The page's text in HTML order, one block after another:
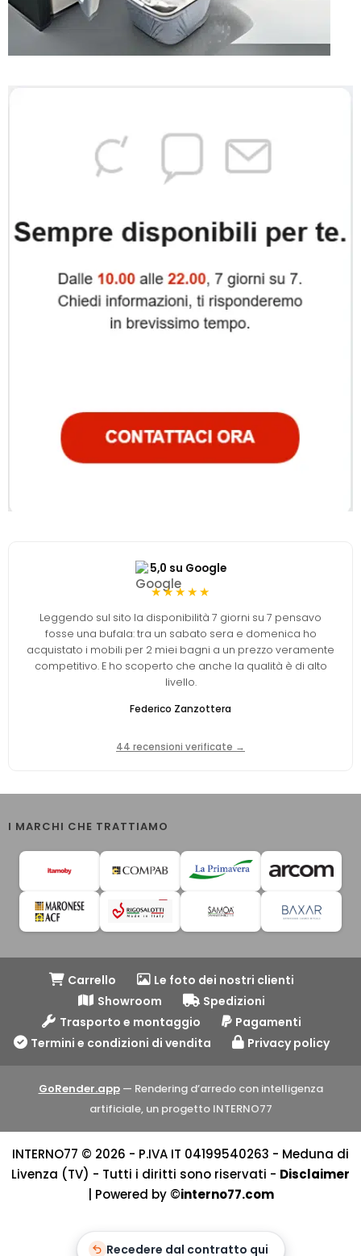
5,0 su Google
★★★★★
Leggendo sul sito la disponibilità 7 giorni su 7 pensavo
fosse una bufala: tra un sabato sera e domenica ho
acquistato i mobili per 2 miei bagni a un prezzo veramente
competitivo. E ho scoperto che anche la qualità è di alto
livello.
Federico Zanzottera
44 recensioni verificate →
I MARCHI CHE TRATTIAMO
Carrello
Le foto dei nostri clienti
Showroom
Spedizioni
Trasporto e montaggio
Pagamenti
Termini e condizioni di vendita
Privacy policy
GoRender.app— Rendering d’arredo con intelligenza
artificiale, un progetto INTERNO77
INTERNO77 © 2026 - P.IVA IT 04199540263 - Meduna di
Livenza (TV) - Tutti i diritti sono riservati - Disclaimer
| Powered by ©interno77.com
Recedere dal contratto qui